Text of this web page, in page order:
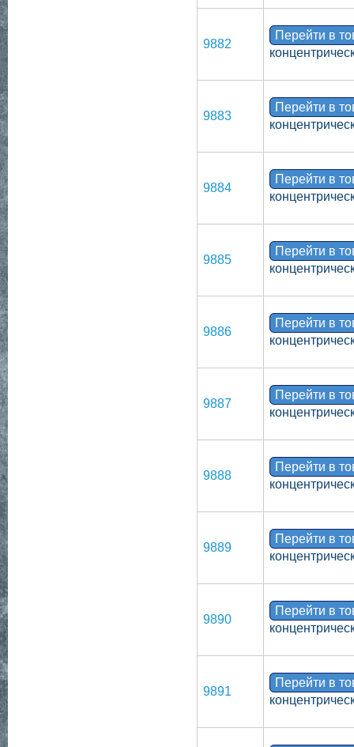
9882
Перейти в
9883
Перейти в
9884
Перейти в
9885
Перейти в
9886
Перейти в
9887
Перейти в
9888
Перейти в
9889
Перейти в
9890
Перейти в
9891
Перейти в